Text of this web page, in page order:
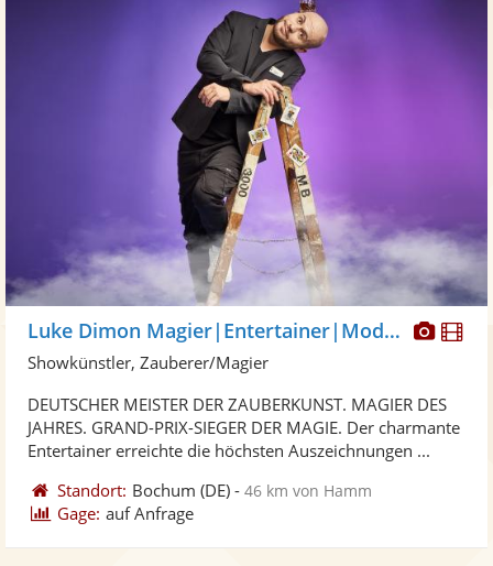
Fotos
Luke Dimon Magier|Entertainer|Moderator
Showkünstler, Zauberer/Magier
DEUTSCHER MEISTER DER ZAUBERKUNST. MAGIER DES
JAHRES. GRAND-PRIX-SIEGER DER MAGIE. Der charmante
Entertainer erreichte die höchsten Auszeichnungen ...
Standort: Bochum (DE) -46 km von Hamm
Gage: auf Anfrage